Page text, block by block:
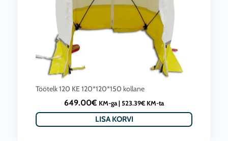
Töötelk 120 KE 120*120*150 kollane
649.00€ KM-ga | 523.39€ KM-ta
LISA KORVI